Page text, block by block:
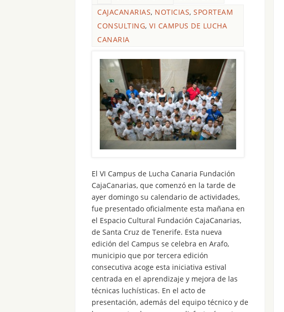
CAJACANARIAS, NOTICIAS, SPORTEAM
CONSULTING, VI CAMPUS DE LUCHA
CANARIA
El VI Campus de Lucha Canaria Fundación
CajaCanarias, que comenzó en la tarde de
ayer domingo su calendario de actividades,
fue presentado oficialmente esta mañana en
el Espacio Cultural Fundación CajaCanarias,
de Santa Cruz de Tenerife. Esta nueva
edición del Campus se celebra en Arafo,
municipio que por tercera edición
consecutiva acoge esta iniciativa estival
centrada en el aprendizaje y mejora de las
técnicas luchísticas. En el acto de
presentación, además del equipo técnico y de